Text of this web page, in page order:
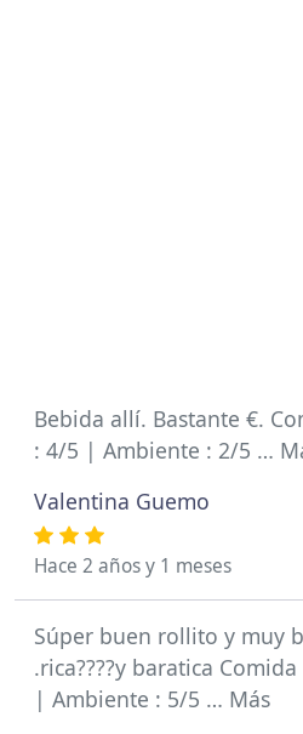
Bebida allí. Bastante €.
: 4/5 | Ambiente : 2/5 …
Valentina Guemo
Hace 2 años y 1 meses
Súper buen rollito y muy
.rica????y baratica
| Ambiente : 5/5 … Más